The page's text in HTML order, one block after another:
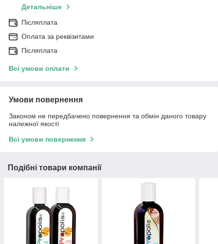
Детальніше
Післяплата
Оплата за реквізитами
Післяплата
Всі умови оплати
Умови повернення
Законом не передбачено повернення та обмін даного товару
належної якості
Всі умови повернення
Подібні товари компанії